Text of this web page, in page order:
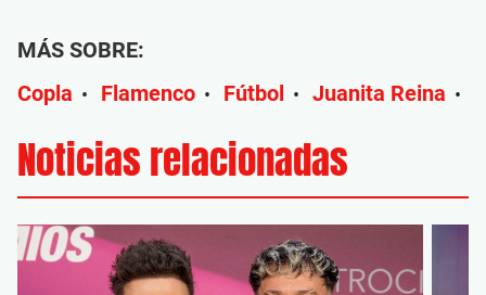
MÁS SOBRE:
Copla • Flamenco • Fútbol • Juanita Reina •
Noticias relacionadas